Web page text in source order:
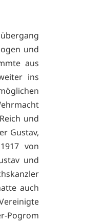
und
aus
ins
und
Gustav,
von
und
auch
Pogrom